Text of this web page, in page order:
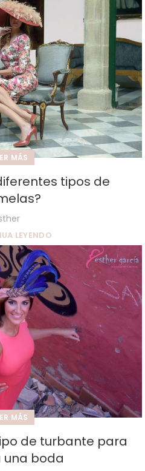
MÁS
tipos de
LEYENDO
MÁS
de turbante para
una boda